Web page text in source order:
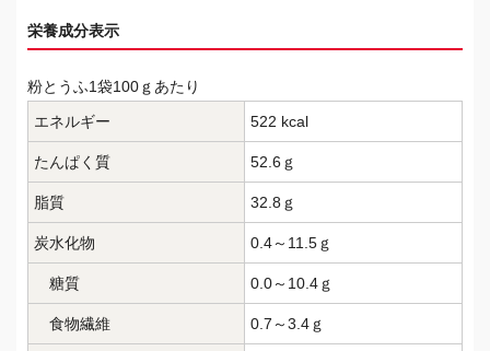
栄養成分表示
粉とうふ1袋100ｇあたり
エネルギー
522 kcal
たんぱく質 52.6ｇ
脂質 32.8ｇ
炭水化物 0.4～11.5ｇ
糖質 0.0～10.4ｇ
食物繊維 0.7～3.4ｇ